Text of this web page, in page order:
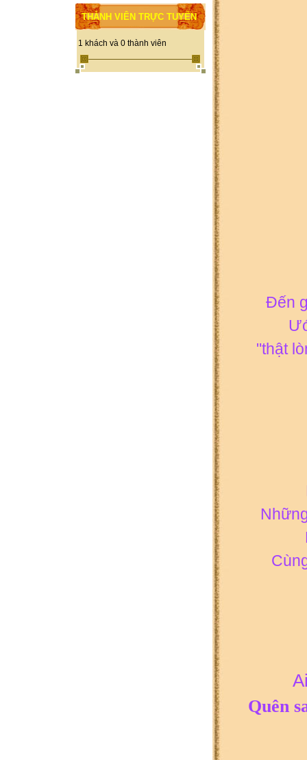
THÀNH VIÊN TRỰC TUYẾN
1 khách và 0 thành viên
Đến
"thật
Quên